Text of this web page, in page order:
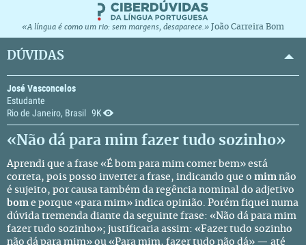
«A língua é como um rio: sem margens, desaparece.» João Carreira Bom
DÚVIDAS
José Vasconcelos
Estudante
Rio de Janeiro, Brasil 9K
«Não dá para mim fazer tudo sozinho»
Aprendi que a frase «É bom para mim comer bem» está
correta, pois posso inverter a frase, indicando que o mim não
é sujeito, por causa também da regência nominal do adjetivo
bom e porque «para mim» indica opinião. Porém fiquei numa
dúvida tremenda diante da seguinte frase: «Não dá para mim
fazer tudo sozinho»; justificaria assim: «Fazer tudo sozinho
não dá para mim» ou «Para mim, fazer tudo não dá» — até